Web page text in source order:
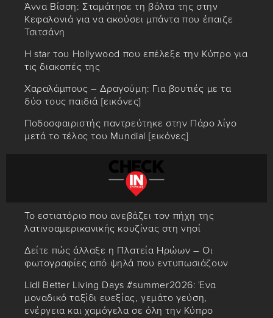
Άννα Βίσση: Σταμάτησε τη βόλτα της στην
Κεφαλονιά για να ακούσει μπάντα που έπαιζε
Τσιτσάνη
Η star του Hollywood που επέλεξε την Κύπρο για
τις διακοπές της
Χαραλάμπους – Δραγούμη: Για βουτιές με τα
δύο τους παιδιά [εικόνες]
Ποδοσφαιριστής παντρεύτηκε στην Πάρο λίγο
μετά το τέλος του Mundial [εικόνες]
Το εστιατόριο που ανεβάζει τον πήχη της
λατινοαμερικανικής κουζίνας στη νησί
Δείτε πώς άλλαξε η Πλατεία Ηρώων – Οι
φωτογραφίες από ψηλά που εντυπωσιάζουν
Lidl Better Living Days #summer2026: Ένα
μοναδικό ταξίδι ευεξίας, γεμάτο γεύση,
ενέργεια και χαμόγελα σε όλη την Κύπρο